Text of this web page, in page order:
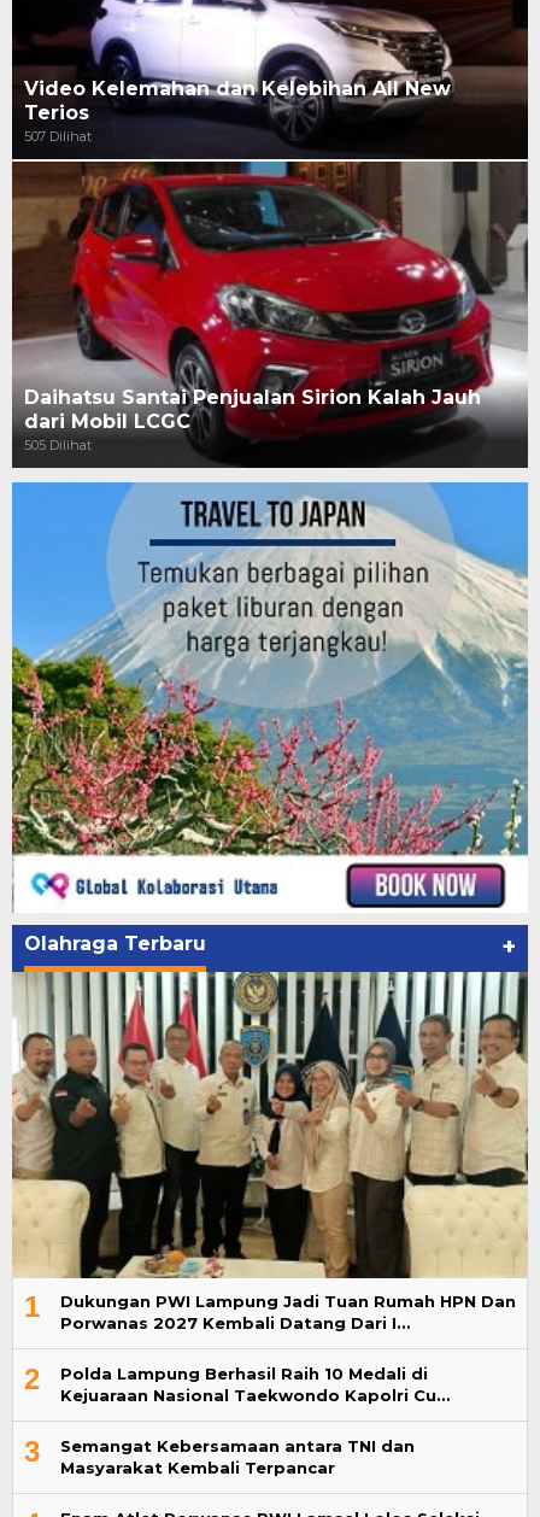
Video Kelemahan dan Kelebihan All New
Terios
507 Dilihat
Daihatsu Santai Penjualan Sirion Kalah Jauh
dari Mobil LCGC
505 Dilihat
Olahraga Terbaru +
1
Dukungan PWI Lampung Jadi Tuan Rumah HPN Dan
Porwanas 2027 Kembali Datang Dari I…
2
Polda Lampung Berhasil Raih 10 Medali di
Kejuaraan Nasional Taekwondo Kapolri Cu…
3
Semangat Kebersamaan antara TNI dan
Masyarakat Kembali Terpancar